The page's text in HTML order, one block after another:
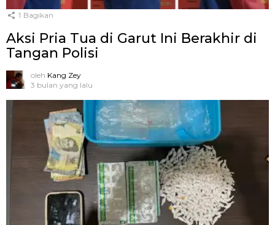
1 Bagikan
Aksi Pria Tua di Garut Ini Berakhir di
Tangan Polisi
oleh Kang Zey
3 bulan yang lalu